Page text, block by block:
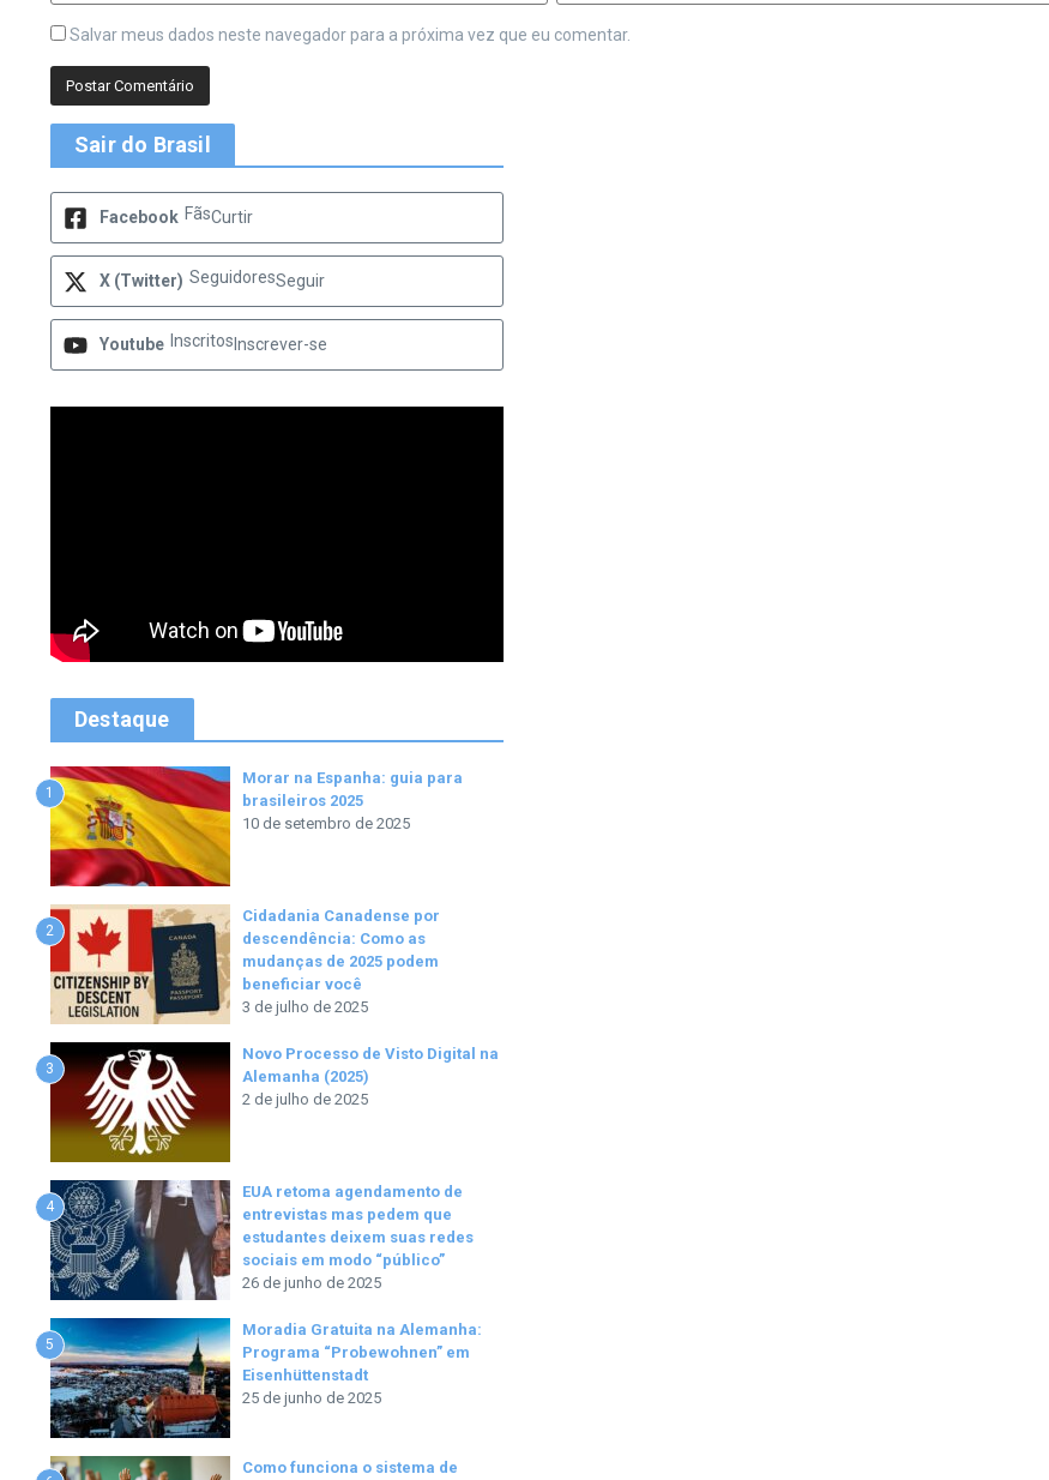
Salvar meus dados neste navegador para a próxima vez que eu comentar.
Sair do Brasil
Facebook FãsCurtir
X (Twitter) SeguidoresSeguir
Youtube Inscritos Inscrever-se
Destaque
1
Morar na Espanha: guia para
brasileiros 2025
10 de setembro de 2025
2
Cidadania Canadense por
descendência: Como as
mudanças de 2025 podem
beneficiar você
3 de julho de 2025
3
Novo Processo de Visto Digital na
Alemanha (2025)
2 de julho de 2025
4
EUA retoma agendamento de
entrevistas mas pedem que
estudantes deixem suas redes
sociais em modo “público”
26 de junho de 2025
5
Moradia Gratuita na Alemanha:
Programa “Probewohnen” em
Eisenhüttenstadt
25 de junho de 2025
Como funciona o sistema de